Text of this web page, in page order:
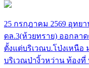
25 กรกฎาคม 2569 อุท
ดล.3(ห้วยทราย) ออกลาด
ตั้งแต่บริเวณบ.โป่งเหนือ
บริเวณป่างิ้วหว่าน ท้องที่